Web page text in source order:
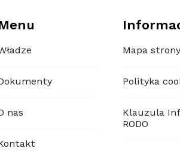
Menu
Dokumenty
nas
Kontakt
Mapa strony
Polityka
Klauzula
RODO